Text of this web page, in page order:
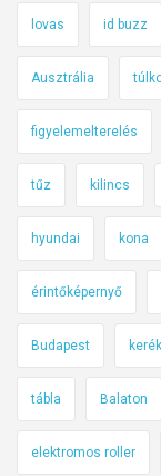
lovas id buzz
Ausztrália
figyelemelterelés
tűz kilincs
hyundai kona
érintőképernyő
Budapest
tábla Balaton
elektromos roller